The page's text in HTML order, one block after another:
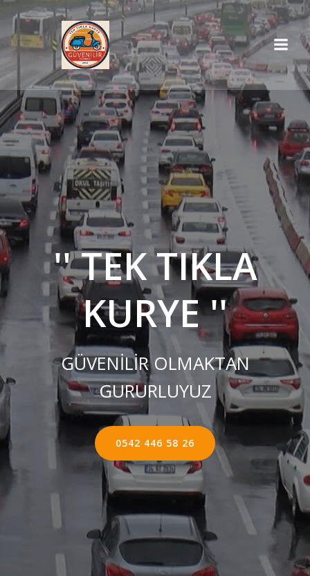
İçeriğe
geç
'' TEK TIKLA
KURYE ''
GÜVENİLİR OLMAKTAN
GURURLUYUZ
0542 446 58 26